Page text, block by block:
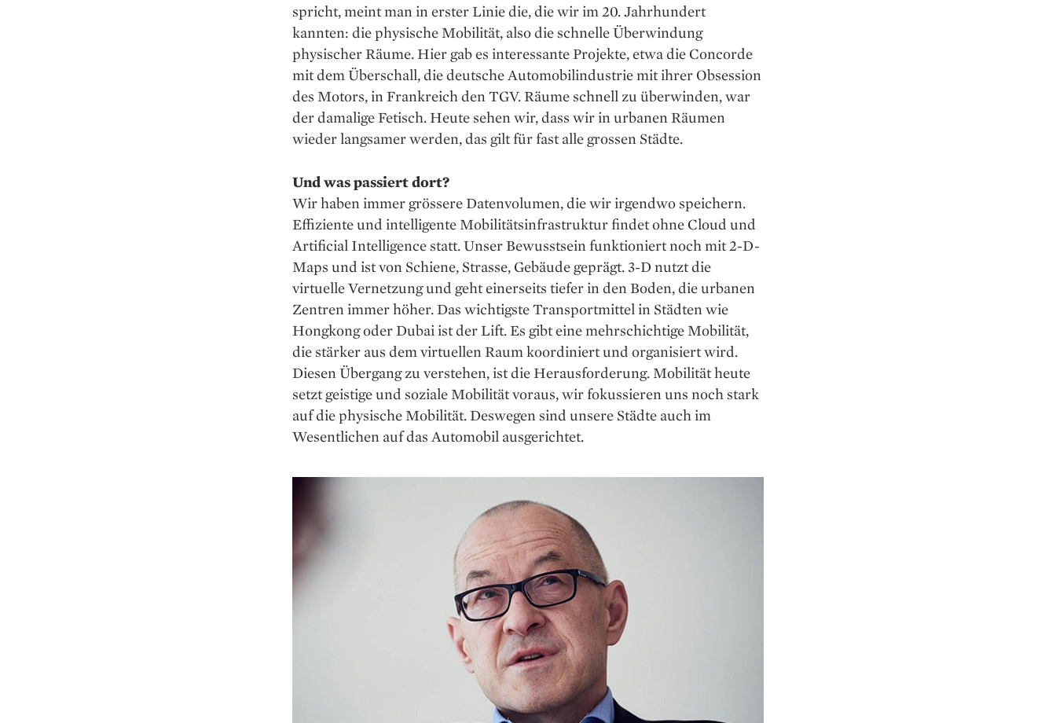
spricht, meint man in erster Linie die, die wir im 20. Jahrhundert
kannten: die physische Mobilität, also die schnelle Überwindung
physischer Räume. Hier gab es interessante Projekte, etwa die Concorde
mit dem Überschall, die deutsche Automobilindustrie mit ihrer Obsession
des Motors, in Frankreich den TGV. Räume schnell zu überwinden, war
der damalige Fetisch. Heute sehen wir, dass wir in urbanen Räumen
wieder langsamer werden, das gilt für fast alle grossen Städte.
Und was passiert dort?
Wir haben immer grössere Datenvolumen, die wir irgendwo speichern.
Effiziente und intelligente Mobilitätsinfrastruktur findet ohne Cloud und
Artificial Intelligence statt. Unser Bewusstsein funktioniert noch mit 2-D-
Maps und ist von Schiene, Strasse, Gebäude geprägt. 3-D nutzt die
virtuelle Vernetzung und geht einerseits tiefer in den Boden, die urbanen
Zentren immer höher. Das wichtigste Transportmittel in Städten wie
Hongkong oder Dubai ist der Lift. Es gibt eine mehrschichtige Mobilität,
die stärker aus dem virtuellen Raum koordiniert und organisiert wird.
Diesen Übergang zu verstehen, ist die Herausforderung. Mobilität heute
setzt geistige und soziale Mobilität voraus, wir fokussieren uns noch stark
auf die physische Mobilität. Deswegen sind unsere Städte auch im
Wesentlichen auf das Automobil ausgerichtet.